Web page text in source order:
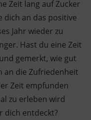
Zeit lang auf Zucker
dich an das positive
Jahr wieder zu
Hast du eine Zeit
gemerkt, wie gut
an die Zufriedenheit
Zeit empfunden
zu erleben wird
dich entdeckt?